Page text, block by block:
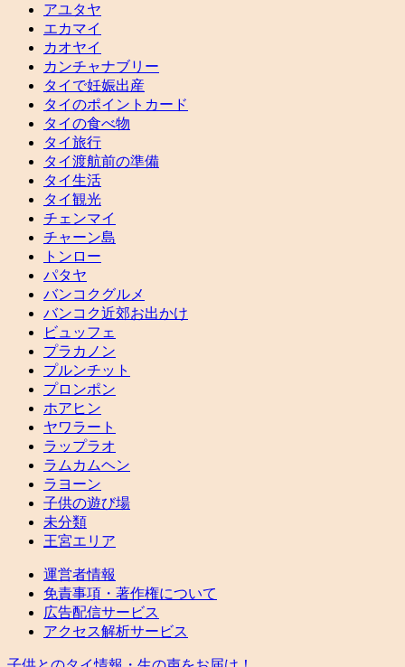
アユタヤ
エカマイ
カオヤイ
カンチャナブリー
タイで妊娠出産
タイのポイントカード
タイの食べ物
タイ旅行
タイ渡航前の準備
タイ生活
タイ観光
チェンマイ
チャーン島
トンロー
パタヤ
バンコクグルメ
バンコク近郊お出かけ
ビュッフェ
プラカノン
プルンチット
プロンポン
ホアヒン
ヤワラート
ラップラオ
ラムカムヘン
ラヨーン
子供の遊び場
未分類
王宮エリア
運営者情報
免責事項・著作権について
広告配信サービス
アクセス解析サービス